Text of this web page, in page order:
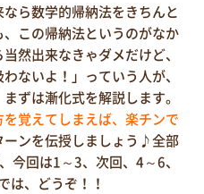
ら数学的帰納法をきちんと
この帰納法というのがなか
然出来なきゃダメだけど、
ないよ！」っていう人が、
ずは漸化式を解説します。
覚えてしまえば、楽チンで
ーンを伝授しましょう♪全部
今回は1～3、次回、4～6、
は、どうぞ！！